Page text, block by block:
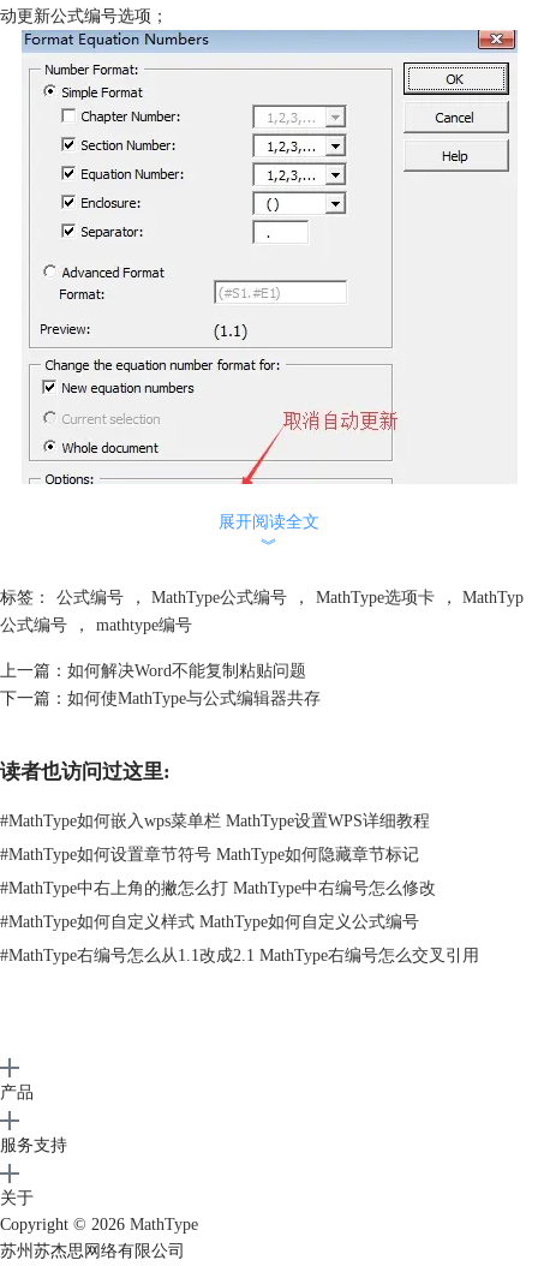
动更新公式编号选项；
取消Options下的自动更新选项
保编号正确。
以上教程详细介绍了关闭MathType公式编号自动更新功能的操作步骤，
教程，可参考论文中如何插入右编号
展开阅读全文
︾
标签： 公式编号 ， MathType公式编号 ， MathType选项卡 ，
MathTyp
公式编号
， mathtype编号
上一篇： 如何解决Word不能复制粘贴问题
下一篇： 如何使MathType与公式编辑器共存
读者也访问过这里:
#MathType如何嵌入wps菜单栏 MathType设置WPS详细教程
#MathType如何设置章节符号 MathType如何隐藏章节标记
#MathType中右上角的撇怎么打 MathType中右编号怎么修改
#MathType如何自定义样式 MathType如何自定义公式编号
#MathType右编号怎么从1.1改成2.1 MathType右编号怎么交叉引用
产品
服务支持
关于
Copyright © 2026 MathType
苏州苏杰思网络有限公司